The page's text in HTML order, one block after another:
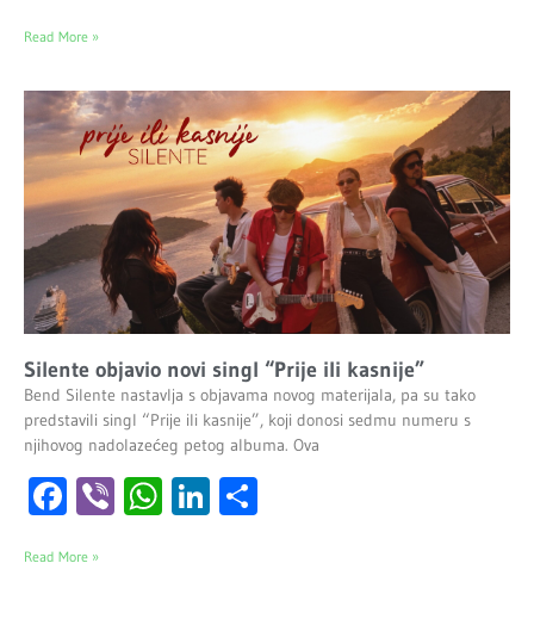
Read More »
Silente objavio novi singl “Prije ili kasnije”
Bend Silente nastavlja s objavama novog materijala, pa su tako
predstavili singl “Prije ili kasnije”, koji donosi sedmu numeru s
njihovog nadolazećeg petog albuma. Ova
Facebook
ViberWhatsApp
LinkedIn
Read More »